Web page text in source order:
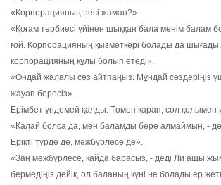
«Корпорацияның несі жаман?»
«Қоғам тәрбиесі үйінен шыққан бала менім балам
ғой. Корпорацияның қызметкері болады да
корпорацияның құлы болып өтеді».
«Ондай жалалы сөз айтпаңыз. Мұндай сөздеріңіз
жауап бересіз».
Ерімбет үндемей қалды. Төмен қарап, сол қолымен
«Қалай болса да, мен баламды бере алмаймын, -
Ерікті түрде де, мәжбүрлесе де».
«Заң мәжбүрлесе, қайда барасыз, - деді Ли ащы
бермедіңіз дейік, ол баланың күні не болады ер